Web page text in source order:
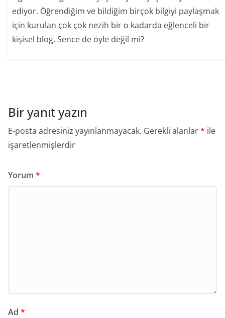
ediyor. Öğrendiğim ve bildiğim birçok bilgiyi paylaşmak
için kurulan çok çok nezih bir o kadarda eğlenceli bir
kişisel blog. Sence de öyle değil mi?
Bir yanıt yazın
E-posta adresiniz yayınlanmayacak. Gerekli alanlar* ile
işaretlenmişlerdir
Yorum *
Ad *